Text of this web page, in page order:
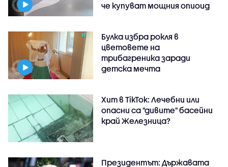
че купуват мощния опиоид
Булка избра рокля в
цветовете на
трибагреника заради
детска мечта
Хит в TikTok: Лечебни или
опасни са "дивите" басейни
край Железница?
Президентът: Държавата